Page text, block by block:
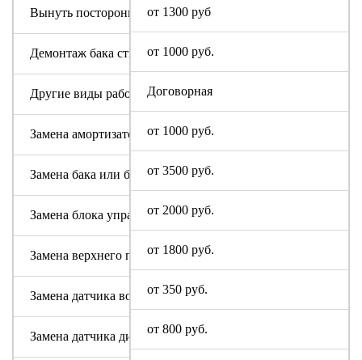
от 1300 руб
от 1000 руб.
Договорная
от 1000 руб.
от 3500 руб.
от 2000 руб.
от 1800 руб.
от 350 руб.
от 800 руб.
Вынуть посторонний предмет
Демонтаж бака стиральной машины
Другие виды работ
Замена амортизаторов
Замена бака или барабана
Замена блока управления или индикации
Замена верхнего противовеса
Замена датчика воды
Замена датчика дисбаланса белья